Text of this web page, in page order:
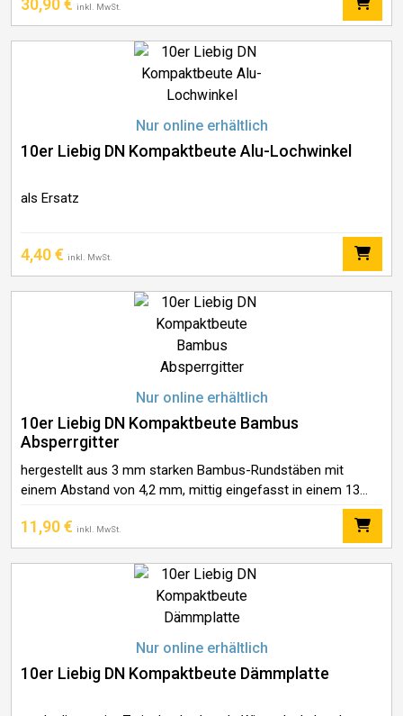
Bottichlack oder ApiDana® Futterzargen Lack
30,90€ inkl. MwSt.
Nur online erhältlich
10er Liebig DN Kompaktbeute Alu-Lochwinkel
als Ersatz
4,40€ inkl. MwSt.
Nur online erhältlich
10er Liebig DN Kompaktbeute Bambus
Absperrgitter
hergestellt aus 3 mm starken Bambus-Rundstäben mit
einem Abstand von 4,2 mm, mittig eingefasst in einem 13
mm hohem Holzrahmen, Außenmaß ca. 465 x 420 mm
11,90€ inkl. MwSt.
Nur online erhältlich
10er Liebig DN Kompaktbeute Dämmplatte